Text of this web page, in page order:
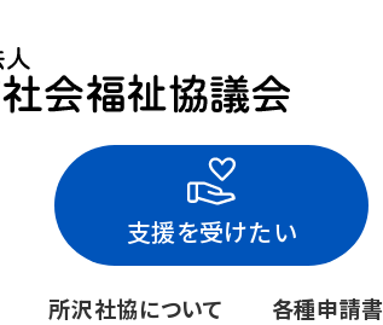
支援を受けたい
所沢社協について 各種申請書